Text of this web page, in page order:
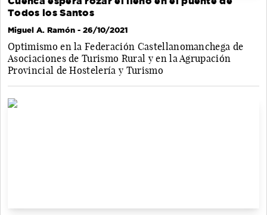
Todos los Santos
Miguel A. Ramón - 26/10/2021
Optimismo en la Federación Castellanomanchega de
Asociaciones de Turismo Rural y en la Agrupación
Provincial de Hostelería y Turismo